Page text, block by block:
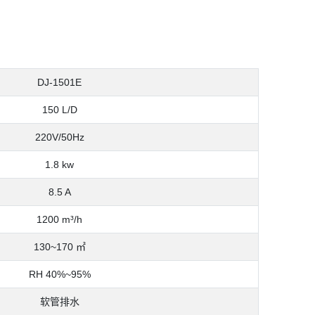
DJ-1501E
150 L/D
220V/50Hz
1.8 kw
8.5 A
1200 m³/h
130~170 ㎡
RH 40%~95%
软管排水